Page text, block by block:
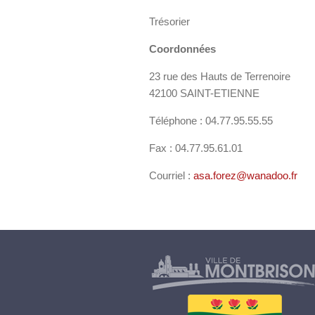
Trésorier
Coordonnées
23 rue des Hauts de Terrenoire
42100 SAINT-ETIENNE
Téléphone : 04.77.95.55.55
Fax : 04.77.95.61.01
Courriel : asa.forez@wanadoo.fr